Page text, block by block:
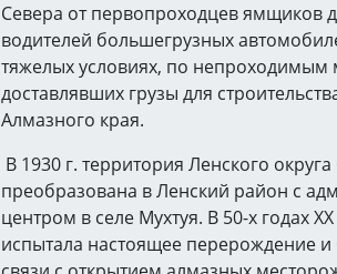
Севера от первопроходцев ямщиков
водителей большегрузных
тяжелых условиях, по непроходимым
доставлявших грузы для
Алмазного края.
В 1930 г. территория Ленского
преобразована в Ленский район с
центром в селе Мухтуя. В 50-х годах
испытала настоящее перерождение и